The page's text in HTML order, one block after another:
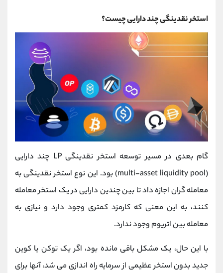
استخر نقدینگی چند دارایی چیست؟
گام بعدی در مسیر توسعه استخر نقدینگی LP چند دارایی
(multi-asset liquidity pool) بود. این نوع استخر نقدینگی به
معامله گران اجازه داد تا بین چندین دارایی در یک استخر معامله
کنند، به این معنی که کارمزد کمتری وجود دارد و نیازی به
معامله بین اتریوم وجود ندارد.
با این حال، یک مشکل باقی مانده بود، اگر یک توکن یا کوین
جدید بدون استخر عظیمی از سرمایه راه اندازی می شد، آنها برای